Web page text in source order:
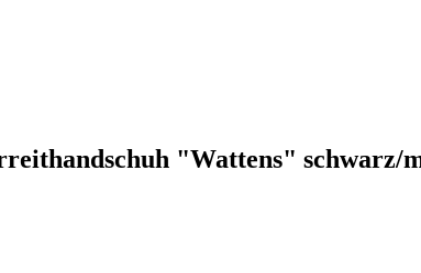
"Wattens" schwarz/